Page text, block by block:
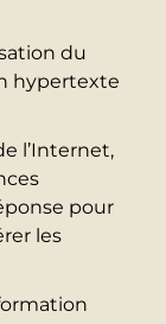
du
hypertexte
l’Internet,
pour
les